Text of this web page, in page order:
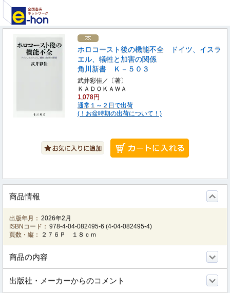
ホロコースト後の機能不全 ドイツ、イスラ
エル、犠牲と加害の関係
角川新書 Ｋ－５０３
武井彩佳／〔著〕
ＫＡＤＯＫＡＷＡ
1,078円
通常１～２日で出荷
(！お盆時期の出荷について！)
商品情報
出版年月： 2026年2月
ISBNコード： 978-4-04-082495-6 (4-04-082495-4)
頁数・縦：
２７６Ｐ １８ｃｍ
商品の内容
出版社・メーカーからのコメント